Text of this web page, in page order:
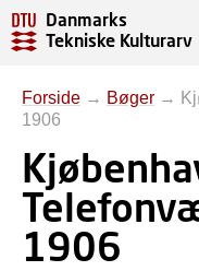
Danmarks
Tekniske Kulturarv
Forside → Bøger →
1906
1906